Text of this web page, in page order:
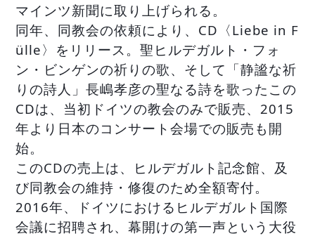
マインツ新聞に取り上げられる。
同年、同教会の依頼により、CD〈Liebe in F
ülle〉をリリース。聖ヒルデガルト・フォ
ン・ビンゲンの祈りの歌、そして「静謐な祈
りの詩人」長嶋孝彦の聖なる詩を歌ったこの
CDは、当初ドイツの教会のみで販売、2015
年より日本のコンサート会場での販売も開
始。
このCDの売上は、ヒルデガルト記念館、及
び同教会の維持・修復のため全額寄付。
2016年、ドイツにおけるヒルデガルト国際
会議に招聘され、幕開けの第一声という大役